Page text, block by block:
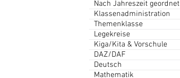
Nach Jahreszeit geordnet
Klassenadministration
Themenklasse
Legekreise
Kiga/Kita & Vorschule
DAZ/DAF
Deutsch
Mathematik